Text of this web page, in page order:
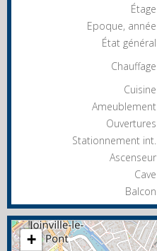
Étage
Epoque, année
État général
Chauffage
Cuisine
Ameublement
Ouvertures
Stationnement int.
Ascenseur
Cave
Balcon
+